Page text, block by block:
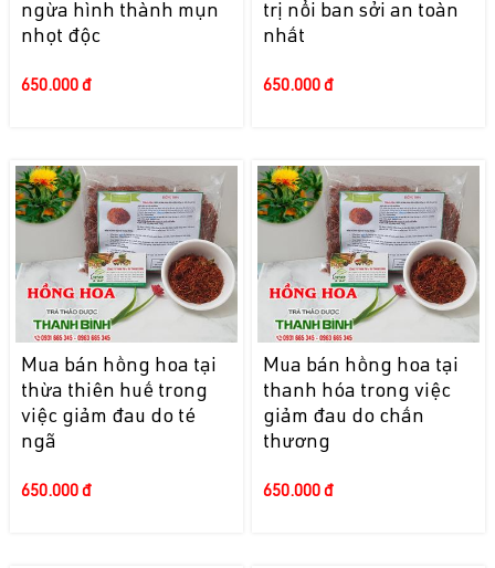
ngừa hình thành mụn
nhọt độc
650.000 đ
trị nổi ban sởi an toàn
nhất
650.000 đ
Mua bán hồng hoa tại
thừa thiên huế trong
việc giảm đau do té
ngã
650.000 đ
Mua bán hồng hoa tại
thanh hóa trong việc
giảm đau do chấn
thương
650.000 đ